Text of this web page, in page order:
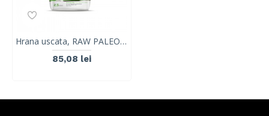
Hrana uscata, RAW PALEO, puppy, rase mici, 2.5 kg
85,08 lei